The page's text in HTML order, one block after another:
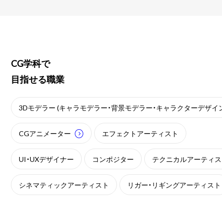
CG学科で
目指せる職業
3Dモデラー (キャラモデラー・背景モデラー・キャラクターデザイ
CGアニメーター エフェクトアーティスト
UI・UXデザイナー コンポジター テクニカルアーティ
シネマティックアーティスト リガー・リギングアーティスト